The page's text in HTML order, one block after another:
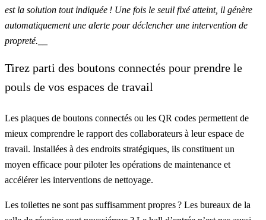
est la solution tout indiquée ! Une fois le seuil fixé atteint, il génère
automatiquement une alerte pour déclencher une intervention de
propreté.
Tirez parti des boutons connectés pour prendre le
pouls de vos espaces de travail
Les plaques de boutons connectés ou les QR codes permettent de
mieux comprendre le rapport des collaborateurs à leur espace de
travail. Installées à des endroits stratégiques, ils constituent un
moyen efficace pour piloter les opérations de maintenance et
accélérer les interventions de nettoyage.
Les toilettes ne sont pas suffisamment propres ? Les bureaux de la